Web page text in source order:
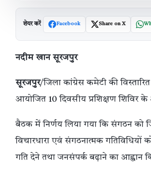
शेयर करें Facebook Share on X
नदीम खान सूरजपुर
सूरजपुर/जिला कांग्रेस कमेटी की
आयोजित 10 दिवसीय प्रशिक्षण शिविर के
बैठक में निर्णय लिया गया कि संगठन
विचारधारा एवं संगठनात्मक
गति देने तथा जनसंपर्क बढ़ाने का आह्वान